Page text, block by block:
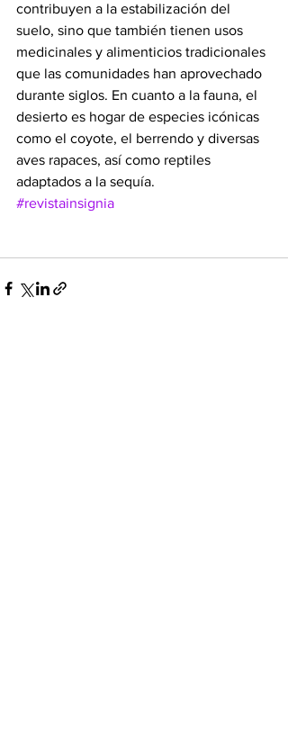
contribuyen a la estabilización del
suelo, sino que también tienen usos
medicinales y alimenticios tradicionales
que las comunidades han aprovechado
durante siglos. En cuanto a la fauna, el
desierto es hogar de especies icónicas
como el coyote, el berrendo y diversas
aves rapaces, así como reptiles
adaptados a la sequía.
#revistainsignia